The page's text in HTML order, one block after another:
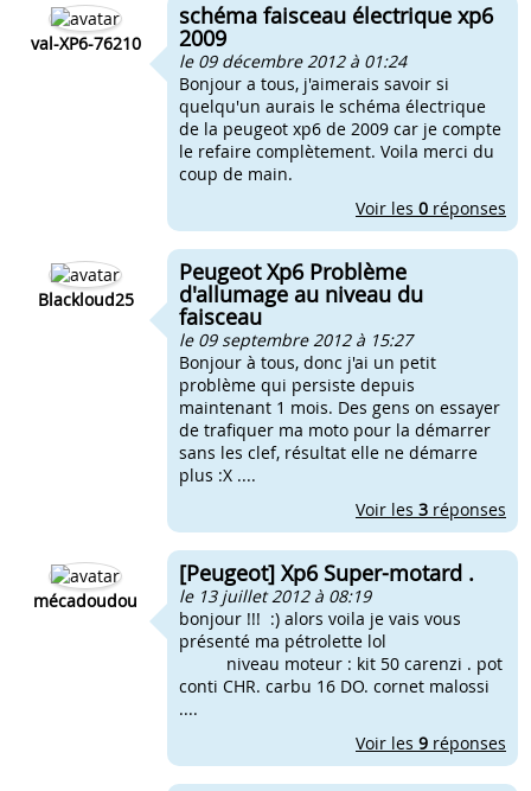
val-XP6-76210
schéma faisceau électrique xp6
2009
le 09 décembre 2012 à 01:24
Bonjour a tous, j'aimerais savoir si
quelqu'un aurais le schéma électrique
de la peugeot xp6 de 2009 car je compte
le refaire complètement. Voila merci du
coup de main.
Voir les 0 réponses
Blackloud25
Peugeot Xp6 Problème
d'allumage au niveau du
faisceau
le 09 septembre 2012 à 15:27
Bonjour à tous, donc j'ai un petit
problème qui persiste depuis
maintenant 1 mois. Des gens on essayer
de trafiquer ma moto pour la démarrer
sans les clef, résultat elle ne démarre
plus :X ....
Voir les 3 réponses
mécadoudou
[Peugeot] Xp6 Super-motard .
le 13 juillet 2012 à 08:19
bonjour !!! :) alors voila je vais vous
présenté ma pétrolette lol
niveau moteur : kit 50 carenzi . pot
conti CHR. carbu 16 DO. cornet malossi
....
Voir les 9 réponses